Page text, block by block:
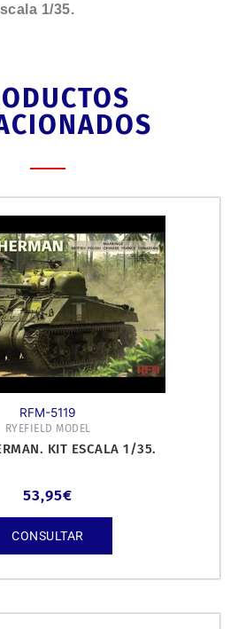
1/35.
RFM-5119
RYEFIELD MODEL
KIT ESCALA 1/35.
53,95€
CONSULTAR